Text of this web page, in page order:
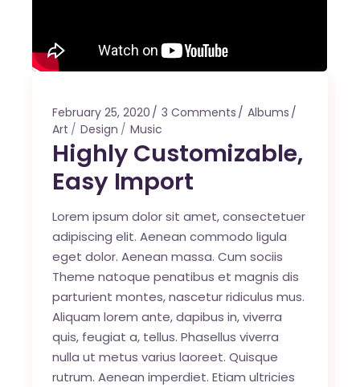
February 25, 2020 3 Comments
Albums
Art
Design Music
Highly Customizable,
Easy Import
Lorem ipsum dolor sit amet, consectetuer
adipiscing elit. Aenean commodo ligula
eget dolor. Aenean massa. Cum sociis
Theme natoque penatibus et magnis dis
parturient montes, nascetur ridiculus mus.
Aliquam lorem ante, dapibus in, viverra
quis, feugiat a, tellus. Phasellus viverra
nulla ut metus varius laoreet. Quisque
rutrum. Aenean imperdiet. Etiam ultricies